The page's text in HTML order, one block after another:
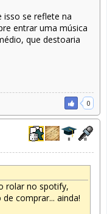
isso se reflete na
entrar uma música
que destoaria
0
rolar no spotify,
comprar... ainda!